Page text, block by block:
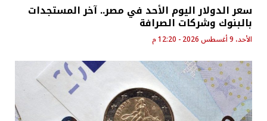
سعر الدولار اليوم الأحد في مصر.. آخر المستجدات
بالبنوك وشركات الصرافة
الأحد، 9 أغسطس 2026 - 12:20 م